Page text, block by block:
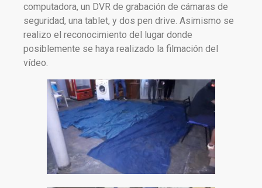
computadora, un DVR de grabación de cámaras de
seguridad, una tablet, y dos pen drive. Asimismo se
realizo el reconocimiento del lugar donde
posiblemente se haya realizado la filmación del
vídeo.